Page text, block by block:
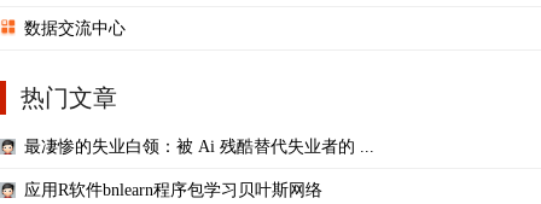
数据交流中心
热门文章
最凄惨的失业白领：被 Ai 残酷替代失业者的 ...
应用R软件bnlearn程序包学习贝叶斯网络